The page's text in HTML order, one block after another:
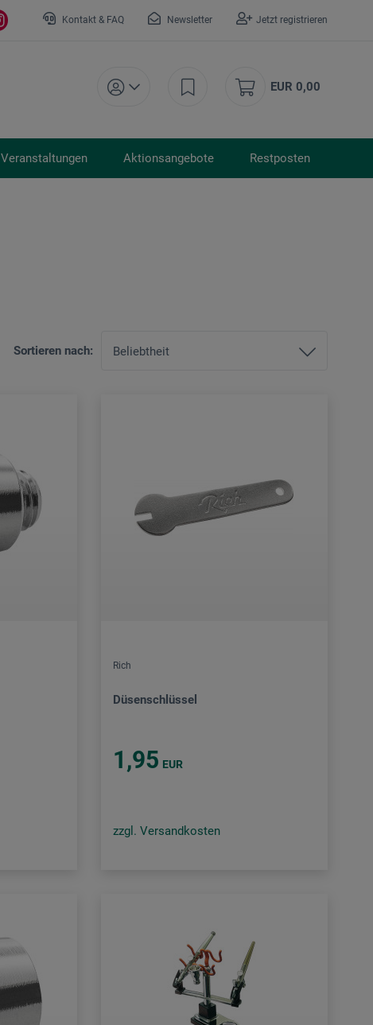
Kontakt & FAQ Newsletter Jetzt registrieren
EUR 0,00
Veranstaltungen Aktionsangebote Restposten
Sortieren nach:
Rich
Düsenschlüssel
1,95 EUR
zzgl. Versandkosten